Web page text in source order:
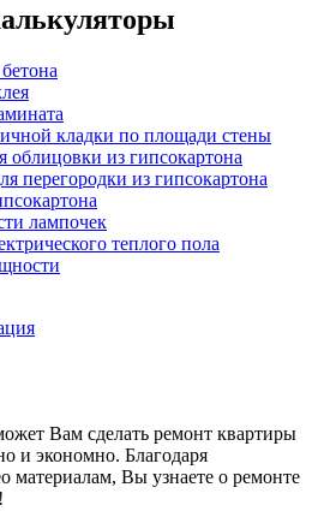
кладки по площади стены
облицовки из гипсокартона
перегородки из гипсокартона
лампочек
теплого пола
Вам сделать ремонт квартиры
и экономно. Благодаря
материалам, Вы узнаете о ремонте